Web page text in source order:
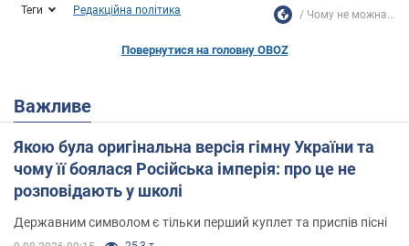
Теги Редакційна політика Чому не можна...
Повернутися на головну OBOZ
Важливе
Якою була оригінальна версія гімну України та
чому її боялася Російська імперія: про це не
розповідають у школі
Державним символом є тільки перший куплет та приспів пісні